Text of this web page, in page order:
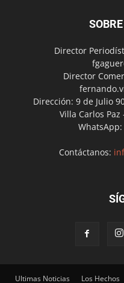
Director
Director
Dirección: 9 de Julio
Villa Carlos
WhatsApp:
Contáctanos:
Ultimas Noticias Los Hechos